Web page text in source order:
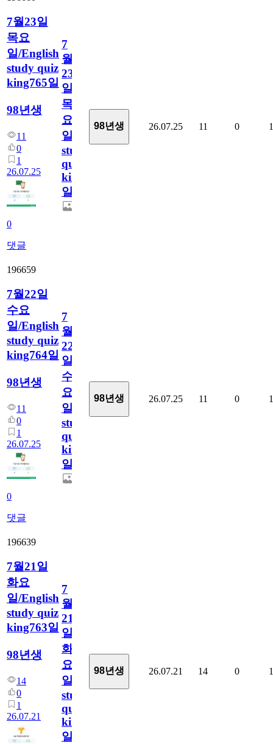
7월23일
목요
일/English
study quiz
king765일
98년생
11
0
1
26.07.25
0
댓글
7
월
23
일
목
요
일/English
study
quiz
king765
일
98년생 26.07.25 11 0 1
196659
7월22일
수요
일/English
study quiz
king764일
98년생
11
0
1
26.07.25
0
댓글
7
월
22
일
수
요
일/English
study
quiz
king764
일
98년생 26.07.25 11 0 1
196639
7월21일
화요
일/English
study quiz
king763일
98년생
14
0
1
26.07.21
7
월
21
일
화
요
일/English
study
quiz
king763
일
98년생 26.07.21 14 0 1